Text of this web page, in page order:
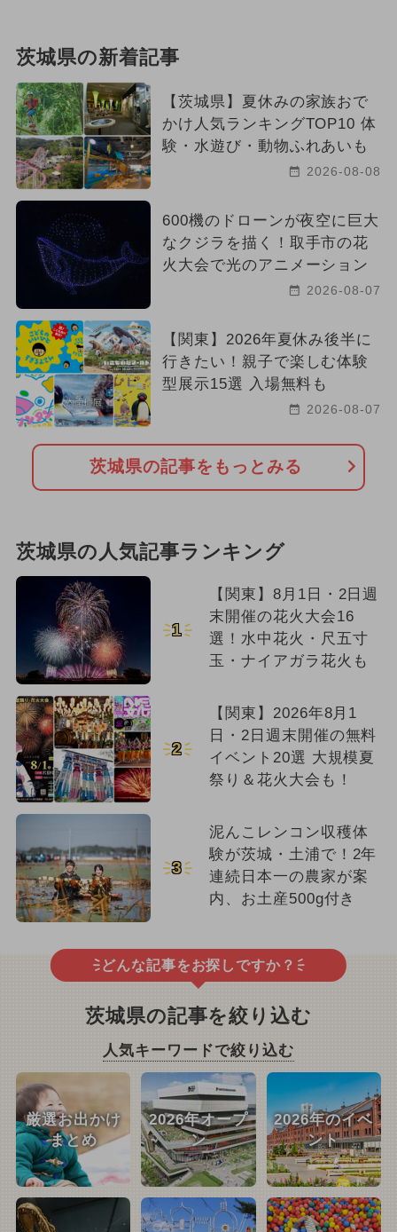
茨城県の新着記事
【茨城県】夏休みの家族おで
かけ人気ランキングTOP10 体
験・水遊び・動物ふれあいも
2026-08-08
600機のドローンが夜空に巨大
なクジラを描く！取手市の花
火大会で光のアニメーション
2026-08-07
【関東】2026年夏休み後半に
行きたい！親子で楽しむ体験
型展示15選 入場無料も
2026-08-07
茨城県の記事をもっとみる
茨城県の人気記事ランキング
1
【関東】8月1日・2日週
末開催の花火大会16
選！水中花火・尺五寸
玉・ナイアガラ花火も
2
【関東】2026年8月1
日・2日週末開催の無料
イベント20選 大規模夏
祭り＆花火大会も！
3
泥んこレンコン収穫体
験が茨城・土浦で！2年
連続日本一の農家が案
内、お土産500g付き
どんな記事をお探しですか？
茨城県の記事を絞り込む
人気キーワードで絞り込む
厳選お出かけ
まとめ
2026年オープ
ン
2026年のイベ
ント